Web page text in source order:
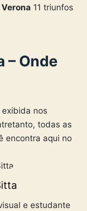
Verona 11 triunfos
– Onde
nos
todas as
encontra aqui no
e estudante